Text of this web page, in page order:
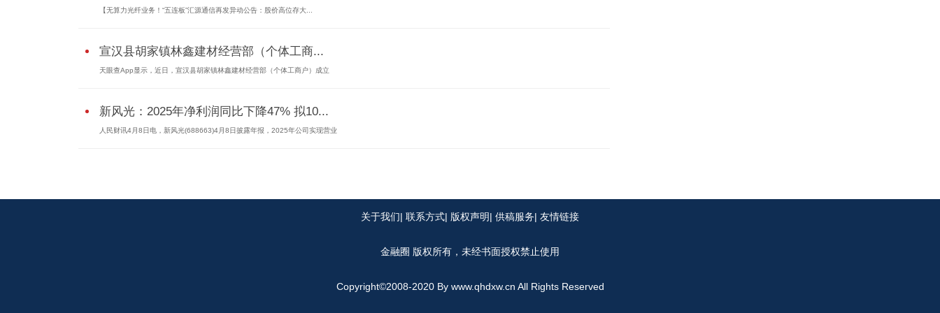
【无算力光纤业务！“五连板”汇源通信再发异动公告：股价高位存大...
宣汉县胡家镇林鑫建材经营部（个体工商...
天眼查App显示，近日，宣汉县胡家镇林鑫建材经营部（个体工商户）成立
新风光：2025年净利润同比下降47% 拟10...
人民财讯4月8日电，新风光(688663)4月8日披露年报，2025年公司实现营业
关于我们| 联系方式| 版权声明| 供稿服务| 友情链接
金融圈 版权所有，未经书面授权禁止使用
Copyright©2008-2020 By www.qhdxw.cn All Rights Reserved